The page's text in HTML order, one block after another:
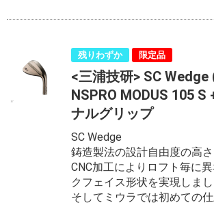
残りわずか 限定品
<三浦技研> SC Wedge
NSPRO MODUS 105 S
ナルグリップ
SC Wedge
鋳造製法の設計自由度の高さ
CNC加工によりロフト毎に
クフェイス形状を実現しまし
そしてミウラでは初めての